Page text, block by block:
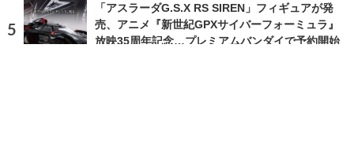
「アスラーダG.S.X RS SIREN」フィギュアが発
売、アニメ『新世紀GPXサイバーフォーミュラ』
放映35周年記念…プレミアムバンダイで予約開始